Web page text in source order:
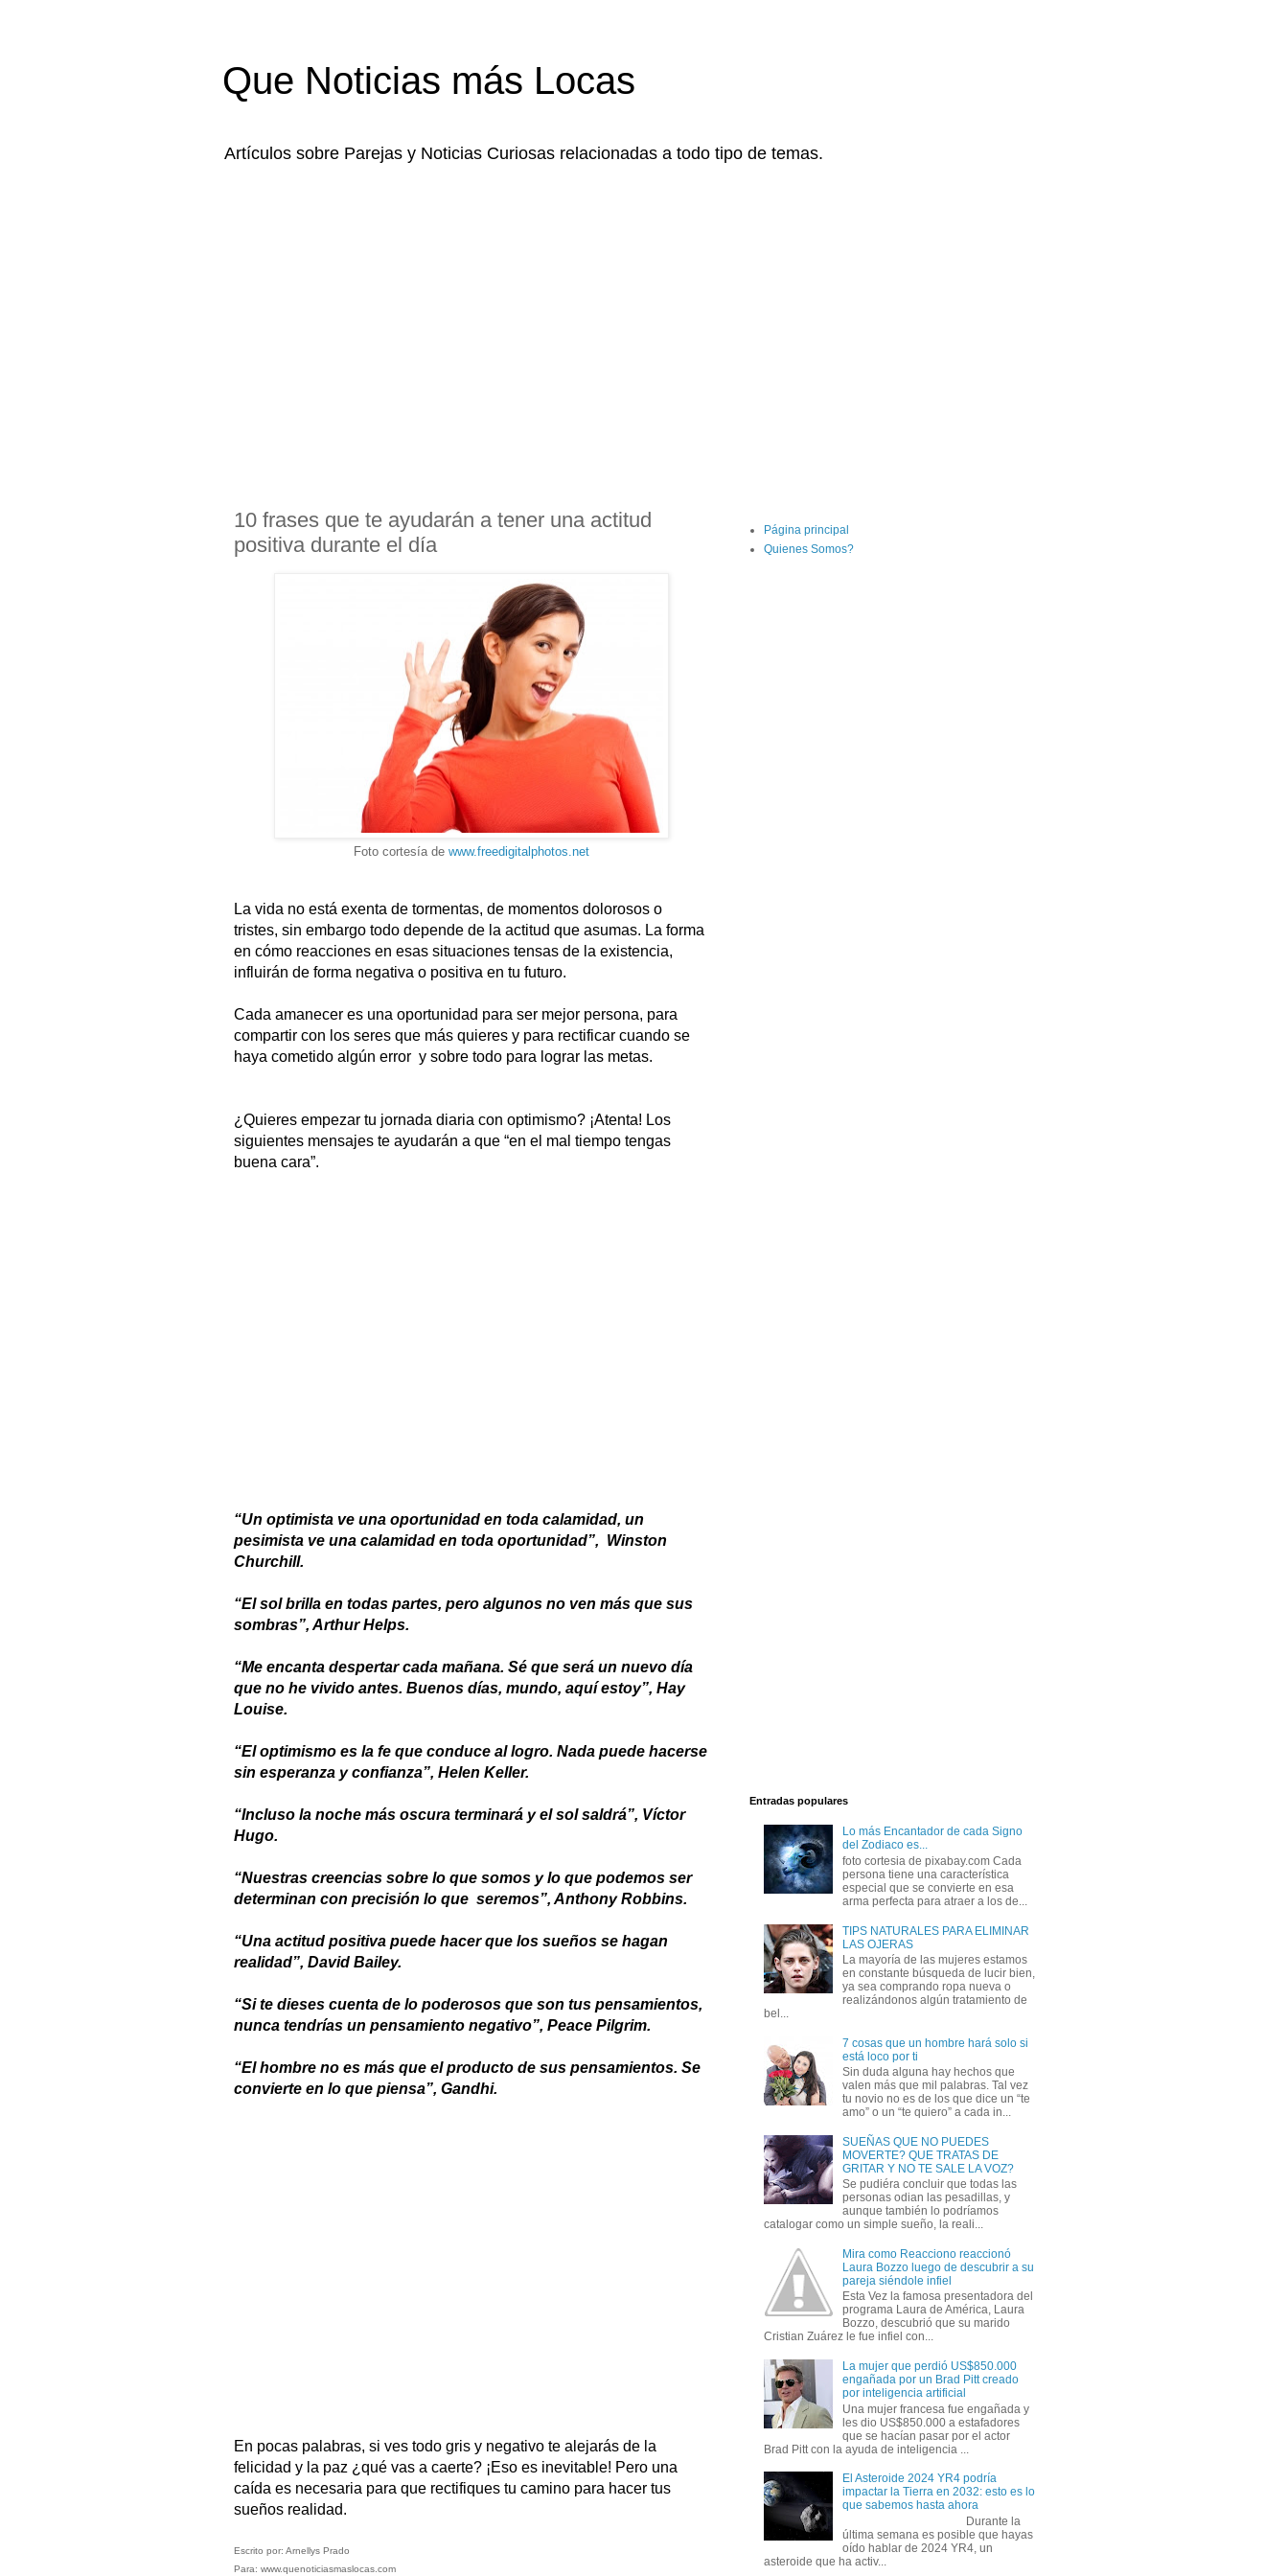
Que Noticias más Locas
Artículos sobre Parejas y Noticias Curiosas relacionadas a todo tipo de temas.
10 frases que te ayudarán a tener una actitud
positiva durante el día
Foto cortesía de www.freedigitalphotos.net
La vida no está exenta de tormentas, de momentos dolorosos o
tristes, sin embargo todo depende de la actitud que asumas. La forma
en cómo reacciones en esas situaciones tensas de la existencia,
influirán de forma negativa o positiva en tu futuro.
Cada amanecer es una oportunidad para ser mejor persona, para
compartir con los seres que más quieres y para rectificar cuando se
haya cometido algún error y sobre todo para lograr las metas.
¿Quieres empezar tu jornada diaria con optimismo? ¡Atenta! Los
siguientes mensajes te ayudarán a que “en el mal tiempo tengas
buena cara”.
“Un optimista ve una oportunidad en toda calamidad, un
pesimista ve una calamidad en toda oportunidad”, Winston
Churchill.
“El sol brilla en todas partes, pero algunos no ven más que sus
sombras”, Arthur Helps.
“Me encanta despertar cada mañana. Sé que será un nuevo día
que no he vivido antes. Buenos días, mundo, aquí estoy”, Hay
Louise.
“El optimismo es la fe que conduce al logro. Nada puede hacerse
sin esperanza y confianza”, Helen Keller.
“Incluso la noche más oscura terminará y el sol saldrá”, Víctor
Hugo.
“Nuestras creencias sobre lo que somos y lo que podemos ser
determinan con precisión lo que seremos”, Anthony Robbins.
“Una actitud positiva puede hacer que los sueños se hagan
realidad”, David Bailey.
“Si te dieses cuenta de lo poderosos que son tus pensamientos,
nunca tendrías un pensamiento negativo”, Peace Pilgrim.
“El hombre no es más que el producto de sus pensamientos. Se
convierte en lo que piensa”, Gandhi.
En pocas palabras, si ves todo gris y negativo te alejarás de la
felicidad y la paz ¿qué vas a caerte? ¡Eso es inevitable! Pero una
caída es necesaria para que rectifiques tu camino para hacer tus
sueños realidad.
Escrito por: Arnellys Prado
Para: www.quenoticiasmaslocas.com
Página principal
Quienes Somos?
Entradas populares
Lo más Encantador de cada Signo
del Zodiaco es...
foto cortesia de pixabay.com Cada
persona tiene una característica
especial que se convierte en esa
arma perfecta para atraer a los de...
TIPS NATURALES PARA ELIMINAR
LAS OJERAS
La mayoría de las mujeres estamos
en constante búsqueda de lucir bien,
ya sea comprando ropa nueva o
realizándonos algún tratamiento de
bel...
7 cosas que un hombre hará solo si
está loco por ti
Sin duda alguna hay hechos que
valen más que mil palabras. Tal vez
tu novio no es de los que dice un “te
amo” o un “te quiero” a cada in...
SUEÑAS QUE NO PUEDES
MOVERTE? QUE TRATAS DE
GRITAR Y NO TE SALE LA VOZ?
Se pudiéra concluir que todas las
personas odian las pesadillas, y
aunque también lo podríamos
catalogar como un simple sueño, la reali...
Mira como Reacciono reaccionó
Laura Bozzo luego de descubrir a su
pareja siéndole infiel
Esta Vez la famosa presentadora del
programa Laura de América, Laura
Bozzo, descubrió que su marido
Cristian Zuárez le fue infiel con...
La mujer que perdió US$850.000
engañada por un Brad Pitt creado
por inteligencia artificial
Una mujer francesa fue engañada y
les dio US$850.000 a estafadores
que se hacían pasar por el actor
Brad Pitt con la ayuda de inteligencia ...
El Asteroide 2024 YR4 podría
impactar la Tierra en 2032: esto es lo
que sabemos hasta ahora
Durante la
última semana es posible que hayas
oído hablar de 2024 YR4, un
asteroide que ha activ...